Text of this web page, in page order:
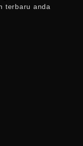
terbaru anda